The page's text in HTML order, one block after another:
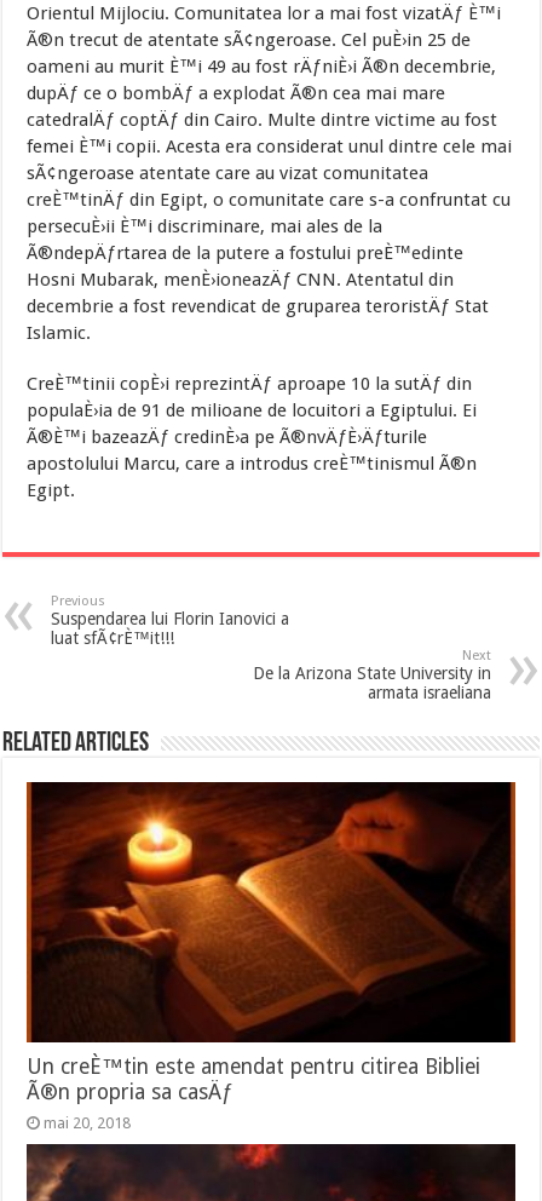
Orientul Mijlociu. Comunitatea lor a mai fost vizatÄƒ È™i
Ã®n trecut de atentate sÃ¢ngeroase. Cel puÈ›in 25 de
oameni au murit È™i 49 au fost rÄƒniÈ›i Ã®n decembrie,
dupÄƒ ce o bombÄƒ a explodat Ã®n cea mai mare
catedralÄƒ coptÄƒ din Cairo. Multe dintre victime au fost
femei È™i copii. Acesta era considerat unul dintre cele mai
sÃ¢ngeroase atentate care au vizat comunitatea
creÈ™tinÄƒ din Egipt, o comunitate care s-a confruntat cu
persecuÈ›ii È™i discriminare, mai ales de la
Ã®ndepÄƒrtarea de la putere a fostului preÈ™edinte
Hosni Mubarak, menÈ›ioneazÄƒ CNN. Atentatul din
decembrie a fost revendicat de gruparea teroristÄƒ Stat
Islamic.
CreÈ™tinii copÈ›i reprezintÄƒ aproape 10 la sutÄƒ din
populaÈ›ia de 91 de milioane de locuitori a Egiptului. Ei
Ã®È™i bazeazÄƒ credinÈ›a pe Ã®nvÄƒÈ›Äƒturile
apostolului Marcu, care a introdus creÈ™tinismul Ã®n
Egipt.
Previous
Suspendarea lui Florin Ianovici a
luat sfÃ¢rÈ™it!!!
Next
De la Arizona State University in
armata israeliana
Related Articles
Un creÈ™tin este amendat pentru citirea Bibliei
Ã®n propria sa casÄƒ
mai 20, 2018